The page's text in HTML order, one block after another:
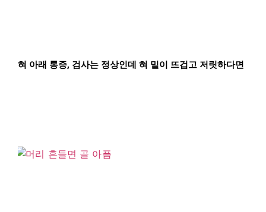
혀 아래 통증, 검사는 정상인데 혀 밑이 뜨겁고 저릿하다면